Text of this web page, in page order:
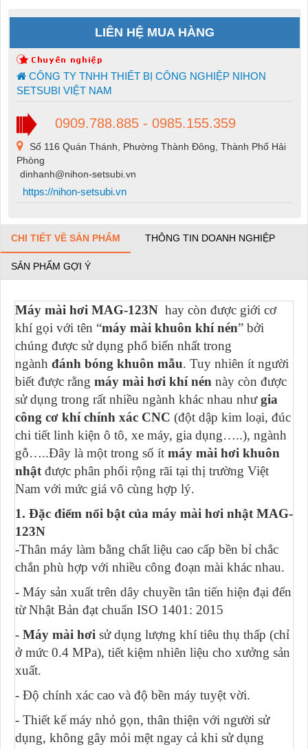
LIÊN HỆ MUA HÀNG
CÔNG TY TNHH THIẾT BỊ CÔNG NGHIỆP NIHON
SETSUBI VIỆT NAM
0909.788.885 - 0985.155.359
Số 116 Quán Thánh, Phường Thành Đông, Thành Phố Hải
Phòng
dinhanh@nihon-setsubi.vn
https://nihon-setsubi.vn
CHI TIẾT VỀ SẢN PHẨM THÔNG TIN DOANH NGHIỆP
SẢN PHẨM GỢI Ý
Máy mài hơi MAG-123N hay còn được giới cơ
khí gọi với tên “máy mài khuôn khí nén” bởi
chúng được sử dụng phổ biến nhất trong
ngành đánh bóng khuôn mẫu. Tuy nhiên ít người
biết được rằng máy mài hơi khí nén này còn được
sử dụng trong rất nhiều ngành khác nhau nhưgia
công cơ khí chính xác CNC (đột dập kim loại, đúc
chi tiết linh kiện ô tô, xe máy, gia dụng…..), ngành
gỗ…..Đây là một trong số ít máy mài hơi khuôn
nhật được phân phối rộng rãi tại thị trường Việt
Nam với mức giá vô cùng hợp lý.
1. Đặc điểm nổi bật của máy mài hơi nhật MAG-
123N
-Thân máy làm bằng chất liệu cao cấp bền bỉ chắc
chắn phù hợp với nhiều công đoạn mài khác nhau.
- Máy sản xuất trên dây chuyền tân tiến hiện đại đến
từ Nhật Bản đạt chuẩn ISO 1401: 2015
- Máy mài hơi sử dụng lượng khí tiêu thụ thấp (chỉ
ở mức 0.4 MPa), tiết kiệm nhiên liệu cho xưởng sản
xuất.
- Độ chính xác cao và độ bền máy tuyệt vời.
- Thiết kế máy nhỏ gọn, thân thiện với người sử
dụng, không gây mỏi mệt ngay cả khi sử dụng